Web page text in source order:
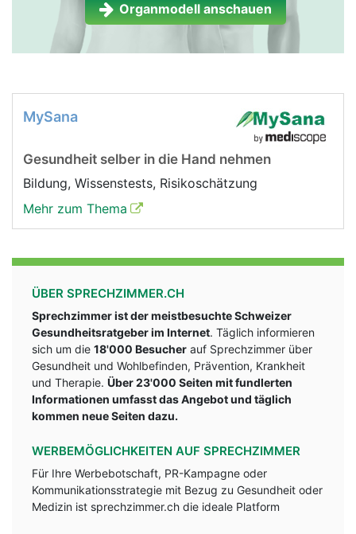
Organmodell anschauen
MySana
Gesundheit selber in die Hand nehmen
Bildung, Wissenstests, Risikoschätzung
Mehr zum Thema
ÜBER SPRECHZIMMER.CH
Sprechzimmer ist der meistbesuchte Schweizer
Gesundheitsratgeber im Internet. Täglich informieren
sich um die 18'000 Besucher auf Sprechzimmer über
Gesundheit und Wohlbefinden, Prävention, Krankheit
und Therapie. Über 23'000 Seiten mit fundlerten
Informationen umfasst das Angebot und täglich
kommen neue Seiten dazu.
WERBEMÖGLICHKEITEN AUF SPRECHZIMMER
Für Ihre Werbebotschaft, PR-Kampagne oder
Kommunikationsstrategie mit Bezug zu Gesundheit oder
Medizin ist sprechzimmer.ch die ideale Platform